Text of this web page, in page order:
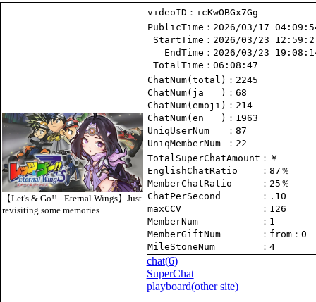
【Let's & Go!! - Eternal Wings】Just
revisiting some memories...
videoID：icKwOBGx7Gg
PublicTime
StartTime
   EndTime
TotalTime ：06:08:47
ChatNum(total)
ChatNum(ja   )
ChatNum(emoji)
ChatNum(en   )
UniqUserNum
：87
UniqMemberNum
：22
TotalSuperChatAmount
EnglishChatRatio
MemberChatRatio
ChatPerSecond
maxCCV
：126
MemberNum
：1
MemberGiftNum
： from ：0
MileStoneNum
：4
chat(6)
SuperChat
playboard(other site)